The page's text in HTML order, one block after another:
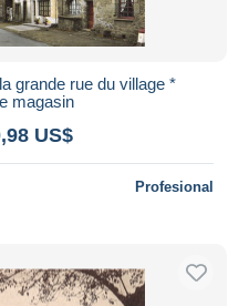
grande rue du village *
magasin
US$
Profesional